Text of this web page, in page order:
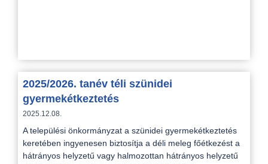
2025/2026. tanév téli szünidei
gyermekétkeztetés
2025.12.08.
A települési önkormányzat a szünidei gyermekétkeztetés
keretében ingyenesen biztosítja a déli meleg főétkezést a
hátrányos helyzetű vagy halmozottan hátrányos helyzetű